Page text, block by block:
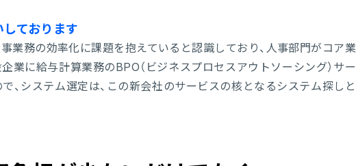
ております
業務の効率化に課題を抱えていると認識しており、人事部門がコア業
業に給与計算業務のBPO（ビジネスプロセスアウトソーシング）サー
、システム選定は、この新会社のサービスの核となるシステム探しと